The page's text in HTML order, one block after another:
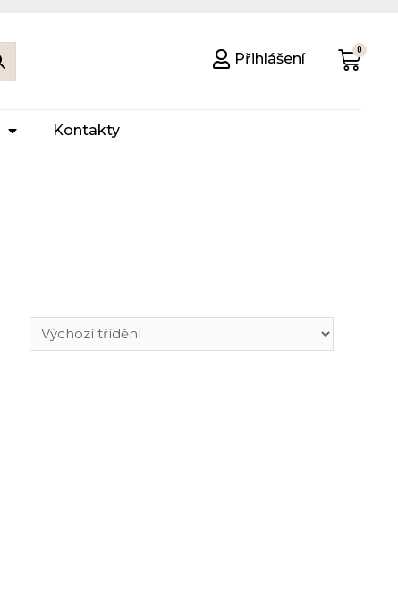
Přihlášení
Kontakty